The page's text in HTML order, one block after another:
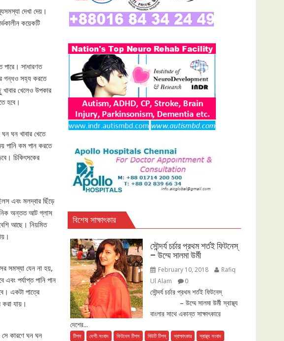
দেখা দেয়।
কয়েকটি
পারে। সাধারণত
গন্ধও সহ্য করতে
খেলেও উপকার
হবে।
ঘন খাবার খেতে
পানি কম পান করতে
চিকিৎসকের
এবং মলদ্বার ছিঁড়ে
অন্তত আট গ্লাস
আছে। নিয়মিত
সমস্যা যেন না হয়,
পর্যাপ্ত পানি পান
একটা পাত্রে
করা যায়।
সে কারণে ঘন ঘন
বিশেষ সাক্ষাৎকার
সৌন্দর্য চর্চার প্রথম শর্তই ফিটনেস্
– উম্মে সালমা উর্মী
February 10, 2018
Rafiq
Ul Alam
0
সৌন্দর্য চর্চার প্রথম শর্তই ফিটনেস্
– উম্মে সালমা উর্মী স্বাস্থ্য
বাংলার সাথে একান্ত সাক্ষাৎকারে
দেশের...
টিপস দেশী সংবাদ ফিটনেস টিপস বিউটি টিপস্ স্বাক্ষাৎকার স্বাস্থ্য সংবাদ